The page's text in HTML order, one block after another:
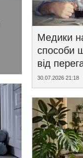
Медики
способи
від
30.07.2026 21:18